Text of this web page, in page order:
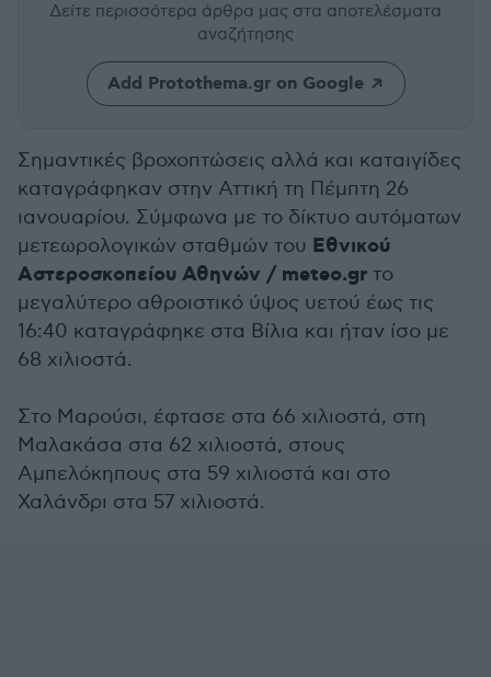
Δείτε περισσότερα άρθρα μας στα αποτελέσματα
αναζήτησης
Add Protothema.gr on Google
Σημαντικές βροχοπτώσεις αλλά και καταιγίδες
καταγράφηκαν στην Αττική τη Πέμπτη 26
ιανουαρίου. Σύμφωνα με το δίκτυο αυτόματων
μετεωρολογικών σταθμών του Εθνικού
Αστεροσκοπείου Αθηνών / meteo.gr το
μεγαλύτερο αθροιστικό ύψος υετού έως τις
16:40 καταγράφηκε στα Βίλια και ήταν ίσο με
68 χιλιοστά.
Στο Μαρούσι, έφτασε στα 66 χιλιοστά, στη
Μαλακάσα στα 62 χιλιοστά, στους
Αμπελόκηπους στα 59 χιλιοστά και στο
Χαλάνδρι στα 57 χιλιοστά.